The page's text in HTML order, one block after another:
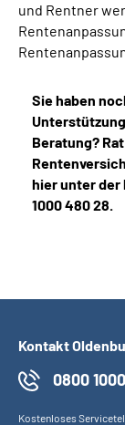
und Rentner
Sie haben
Beratung?
hier unter
1000 480 28.
Kontakt
0800
Kostenloses